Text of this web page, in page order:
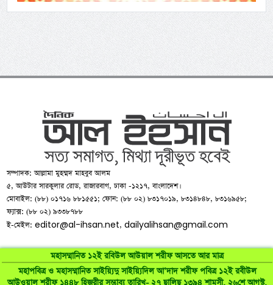
মহাসম্মানিত ১২ই রবিউল আউয়াল শরীফ আসতে আর মাত্র
মহাপবিত্র ও মহাসম্মানিত সাইয়্যিদু সাইয়্যিদিল আ’দাদ শরীফ পবিত্র ১২ই রবীউল
সম্পাদক: আল্লামা মুহম্মদ মাহবুব আলম
৫, আউটার সারকুলার রোড, রাজারবাগ, ঢাকা -১২১৭, বাংলাদেশ।
মোবাইল: (৮৮) ০১৭১৬ ৮৮১৫৫১; ফোন: (৮৮ ০২) ৮৩১৭০১৯, ৮৩১৪৮৪৮, ৮৩১৬৯৫৮;
ফ্যাক্স: (৮৮ ০২) ৯৩৩৮৭৮৮
ই-মেইল:editor@al-ihsan.net,dailyalihsan@gmail.com